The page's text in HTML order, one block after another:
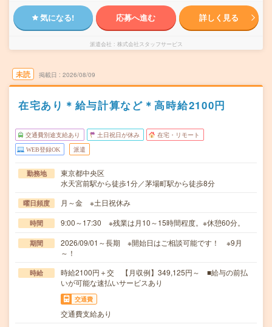
気になる! 応募へ進む 詳しく見る
派遣会社 株式会社スタッフサービス
未読 掲載日 2026/08/09
在宅あり＊給与計算など＊高時給2100円
交通費別途支給あり 土日祝日が休み 在宅・リモート
WEB登録OK 派遣
勤務地
東京都中央区
水天宮前駅から徒歩1分／茅場町駅から徒歩8分
曜日頻度 月～金 ※土日祝休み
時間 9:00～17:30 ※残業は月10～15時間程度。※休憩60分。
期間
2026/09/01～長期 ※開始日はご相談可能です！ ※9月
～！
時給
時給2100円＋交 【月収例】349,125円～ ■給与の前払
いが可能な速払いサービスあり
交通費
交通費支給あり